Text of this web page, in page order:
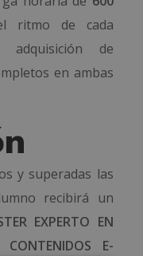
ritmo de cada
adquisición de
en ambas
y superadas las
recibirá un
EXPERTO EN
E-